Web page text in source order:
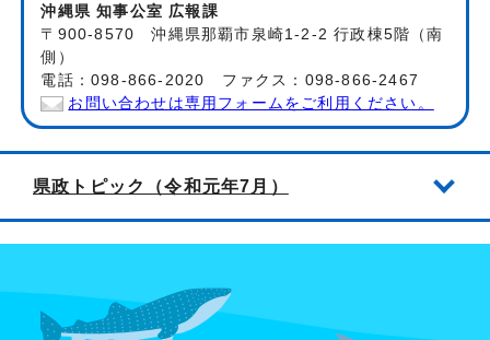
沖縄県 知事公室 広報課
〒900-8570 沖縄県那覇市泉崎1-2-2 行政棟5階（南
側）
電話：098-866-2020 ファクス：098-866-2467
お問い合わせは専用フォームをご利用ください。
県政トピック（令和元年7月）